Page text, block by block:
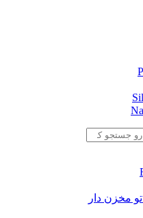
اتو مخزن دار